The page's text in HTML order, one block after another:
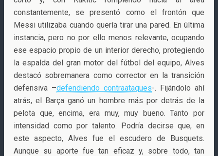
constantemente, se presentó como el frontón que
Messi utilizaba cuando quería tirar una pared. En última
instancia, pero no por ello menos relevante, ocupando
ese espacio propio de un interior derecho, protegiendo
la espalda del gran motor del fútbol del equipo, Alves
destacó sobremanera como corrector en la transición
defensiva –defendiendo contraataques-. Fijándolo ahí
atrás, el Barça ganó un hombre más por detrás de la
pelota que, encima, era muy, muy bueno. Tanto por
intensidad como por talento. Podría decirse que, en
este aspecto, Alves fue el escudero de Busquets.
Aunque su aporte fue tan eficaz y, sobre todo, tan